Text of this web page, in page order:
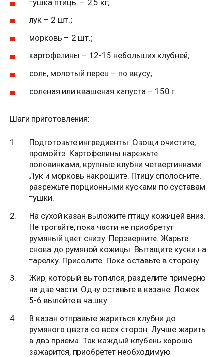
тушка птицы – 2,5 кг;
лук – 2 шт.;
морковь – 2 шт.;
картофелины – 12-15 небольших клубней;
соль, молотый перец – по вкусу;
соленая или квашеная капуста – 150 г.
Шаги приготовления:
Подготовьте ингредиенты. Овощи очистите,
промойте. Картофелины нарежьте
половинками, крупные клубни четвертинками.
Лук и морковь накрошите. Птицу сполосните,
разрежьте порционными кусками по суставам
тушки.
На сухой казан выложите птицу кожицей вниз.
Не трогайте, пока части не приобретут
румяный цвет снизу. Переверните. Жарьте
снова до румяной кожицы. Вытащите куски на
тарелку. Присолите. Пока оставьте в сторону.
Жир, который вытопился, разделите примерно
на две части. Одну оставьте в казане. Ложек
5-6 вылейте в чашку.
В казан отправьте жариться клубни до
румяного цвета со всех сторон. Лучше жарить
в два приема. Так каждый клубень хорошо
зажарится, приобретет необходимую